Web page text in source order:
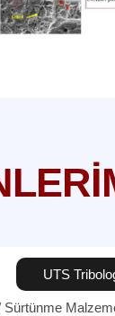
UTS
Sürtünme